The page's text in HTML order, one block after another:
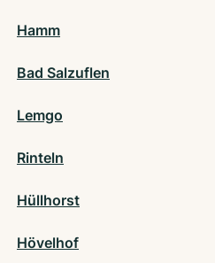
Hamm
Bad Salzuflen
Lemgo
Rinteln
Hüllhorst
Hövelhof